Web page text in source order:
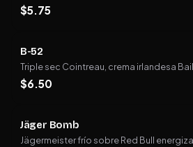
$5.75
B-52
Triple sec Cointreau, crema irlandesa
$6.50
Jäger Bomb
Jägermeister frío sobre Red Bull